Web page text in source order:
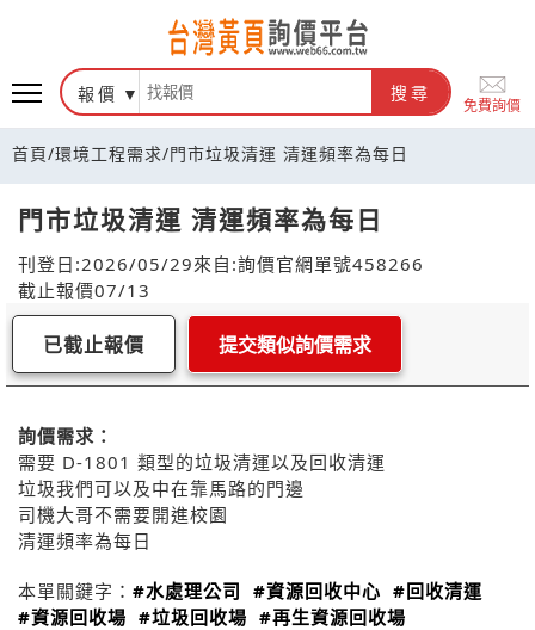
報價 搜尋
免費詢價
首頁/環境工程需求/門市垃圾清運 清運頻率為每日
門市垃圾清運 清運頻率為每日
刊登日:2026/05/29來自:詢價官網單號458266
截止報價07/13
已截止報價 提交類似詢價需求
詢價需求：
需要 D-1801 類型的垃圾清運以及回收清運
垃圾我們可以及中在靠馬路的門邊
司機大哥不需要開進校園
清運頻率為每日
本單關鍵字： #水處理公司 #資源回收中心 #回收清運
#資源回收場 #垃圾回收場 #再生資源回收場